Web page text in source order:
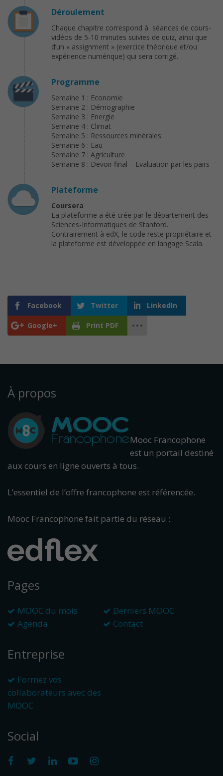
Déroulement
Chaque chapitre correspond à séances de cours-
vidéos de 5-10 minutes suivies de quiz, ainsi que
d’un « assignment » (exercice théorique et/ou
expérience numérique) qui sera corrigé.
Programme
Semaine 1 : Economie
Semaine 2 : Démographie
Semaine 3 : Energie
Semaine 4 : Climat
Semaine 5 : Ressources minérales
Semaine 6 : Eau
Semaine 7 : Agriculture
Semaine 8 : Devoir final – Evaluation par les pairs
Plateforme
Coursera
La plateforme a été crée par le département des
Sciences-Informatiques de Stanford.
Contrairement à edX, le code reste propriétaire et
la plateforme est développée en langage Scala.
Facebook Twitter LinkedIn
Google+ Print PDF
À propos
Mooc Francophone
est un portail destiné
aux cours en ligne ouverts à tous.
L’essentiel de l’offre francophone est référencée.
Mooc Francophone fait partie du réseau :
Pages
MOOC du mois
Derniers MOOC
Agenda
Contact
Entreprise
Formez vos
collaborateurs avec des
MOOC
Social